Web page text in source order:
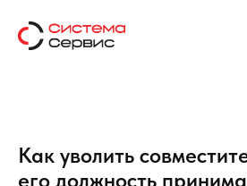
Как уволить
его должность